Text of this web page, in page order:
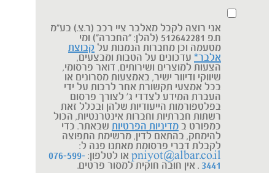
אני רוצה לקבל מאלבר ציי רכב (ר.צ.) בע"מ
ח.פ 512642281 (להלן: "החברה") ומי
מטעמה וכן מחברות הנמנות על קבוצת
אלבר* עדכונים על הטבות ומבצעים,
הצעות למוצרים ושירותים, דואר פרסומי,
שיווקי ודיוור ישיר, באמצעות מסרונים או
בכל אמצעי תקשורת אחר לרבות על ידי
העברת המידע לצדדי ג' לצורך פרסום
בפלטפורמות הייעודיות שלהן ובכלל זאת
רשתות חברתיות וחברות אינטרנטיות, הכול
כמפורט ב מדיניות הפרטיות שבאתר. כדי
להימחק, בהתאם לדין, מרשימת התפוצה
לקבלת דברי פרסומת מאתנו פנה ל:
pniyot@albar.co.il או לטלפון: 076-599-
3441 . אין חובה חוקית למסור פרטים.